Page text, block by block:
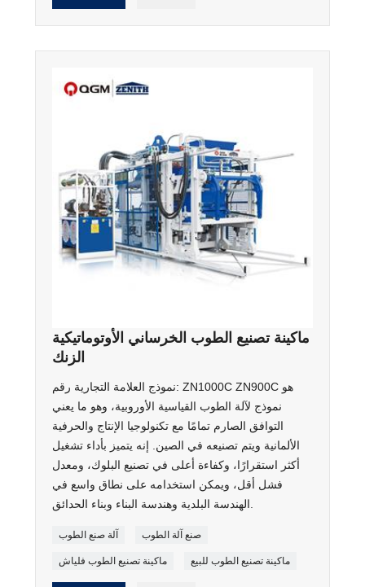
ماكينة تصنيع الطوب الخرساني الأوتوماتيكية
الزنك
نموذج العلامة التجارية رقم: ZN1000C ZN900C هو
نموذج لآلة الطوب القياسية الأوروبية، وهو ما يعني
التوافق الصارم تمامًا مع تكنولوجيا الإنتاج والحرفية
الألمانية ويتم تصنيعه في الصين. إنه يتميز بأداء تشغيل
أكثر استقرارًا، وكفاءة أعلى في تصنيع البلوك، ومعدل
فشل أقل، ويمكن استخدامه على نطاق واسع في
الهندسة البلدية وهندسة البناء وبناء الحدائق.
آلة صنع الطوب صنع آلة الطوب
ماكينة تصنيع الطوب فلياش ماكينة تصنيع الطوب للبيع